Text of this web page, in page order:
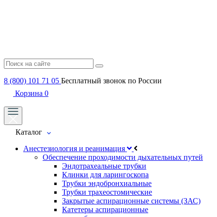
8 (800) 101 71 05 Бесплатный звонок по России
Корзина 0
Каталог
Анестезиология и реанимация
Обеспечение проходимости дыхательных путей
Эндотрахеальные трубки
Клинки для ларингоскопа
Трубки эндобронхиальные
Трубки трахеостомические
Закрытые аспирационные системы (ЗАС)
Катетеры аспирационные